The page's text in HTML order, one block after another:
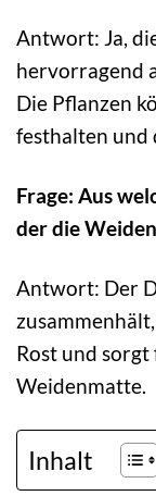
Antwort: Ja,
hervorragend
Die Pflanzen
festhalten und
Frage: Aus
der die
Antwort: Der
Rost und
Weidenmatte.
Inhalt